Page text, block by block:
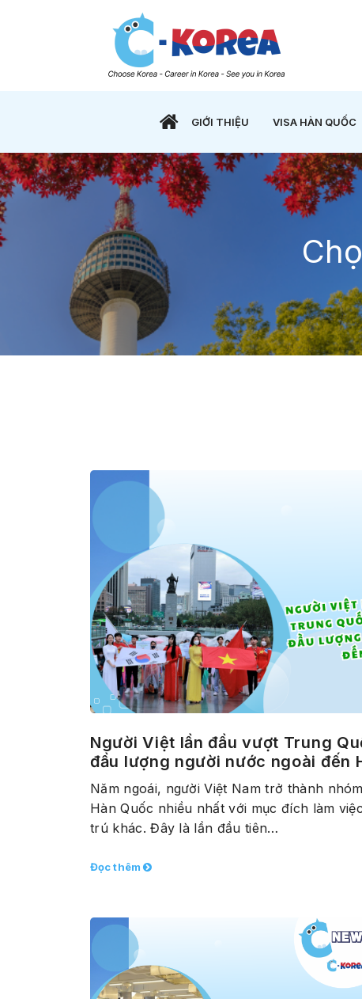
GIỚI THIỆU VISA HÀN QUỐC
Người Việt lần đầu vượt Trung
đầu lượng người nước ngoài đến
Năm ngoái, người Việt Nam trở thành
Hàn Quốc nhiều nhất với mục đích làm
trú khác. Đây là lần đầu tiên…
Đọc thêm